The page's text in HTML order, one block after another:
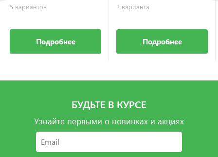
5 вариантов
Подробнее
3 варианта
Подробнее
БУДЬТЕ В КУРСЕ
Узнайте первыми о новинках и акциях